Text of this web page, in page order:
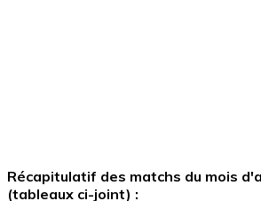
Récapitulatif des matchs du mois
(tableaux ci-joint) :